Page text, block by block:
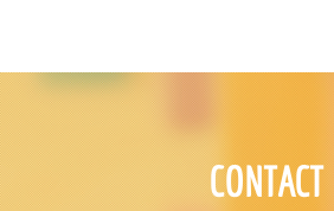
CONTACT